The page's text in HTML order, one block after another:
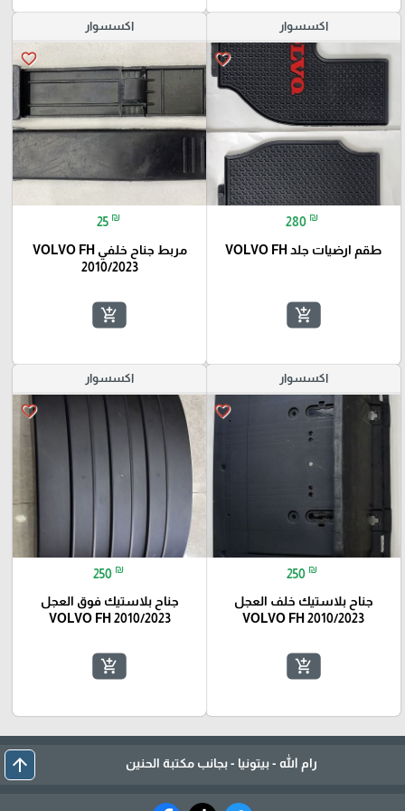
اكسسوار
favorite_border
280 ₪
طقم ارضيات جلد VOLVO FH
add_shopping_cart
اكسسوار
favorite_border
25 ₪
مربط جناح خلفي VOLVO FH
2010/2023
add_shopping_cart
اكسسوار
favorite_border
250 ₪
جناح بلاستيك خلف العجل
VOLVO FH 2010/2023
add_shopping_cart
اكسسوار
favorite_border
250 ₪
جناح بلاستيك فوق العجل
VOLVO FH 2010/2023
add_shopping_cart
رام الله - بيتونيا - بجانب مكتبة الحنين arrow_upward